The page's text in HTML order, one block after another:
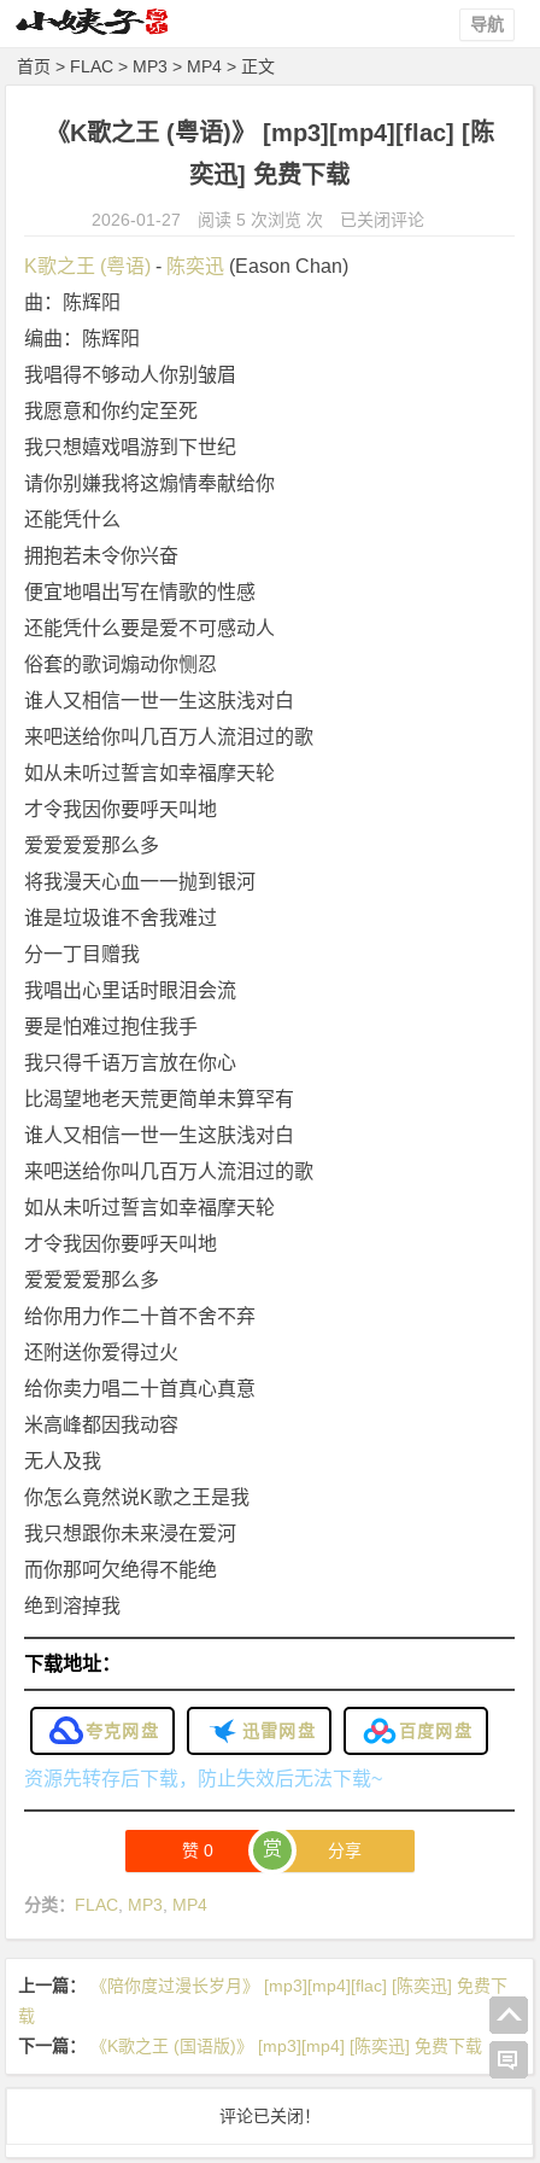
导航
首页 > FLAC > MP3 > MP4 > 正文
《K歌之王 (粤语)》 [mp3][mp4][flac] [陈
奕迅] 免费下载
2026-01-27 阅读 5 次浏览 次
《K
之
已关闭评论
K歌之王 (粤语) - 陈奕迅 (Eason Chan)
曲：陈辉阳
编曲：陈辉阳
我唱得不够动人你别皱眉
我愿意和你约定至死
我只想嬉戏唱游到下世纪
请你别嫌我将这煽情奉献给你
还能凭什么
拥抱若未令你兴奋
便宜地唱出写在情歌的性感
还能凭什么要是爱不可感动人
俗套的歌词煽动你恻忍
谁人又相信一世一生这肤浅对白
来吧送给你叫几百万人流泪过的歌
如从未听过誓言如幸福摩天轮
才令我因你要呼天叫地
爱爱爱爱那么多
将我漫天心血一一抛到银河
谁是垃圾谁不舍我难过
分一丁目赠我
我唱出心里话时眼泪会流
要是怕难过抱住我手
我只得千语万言放在你心
比渴望地老天荒更简单未算罕有
谁人又相信一世一生这肤浅对白
来吧送给你叫几百万人流泪过的歌
如从未听过誓言如幸福摩天轮
才令我因你要呼天叫地
爱爱爱爱那么多
给你用力作二十首不舍不弃
还附送你爱得过火
给你卖力唱二十首真心真意
米高峰都因我动容
无人及我
你怎么竟然说K歌之王是我
我只想跟你未来浸在爱河
而你那呵欠绝得不能绝
绝到溶掉我
下载地址：
夸克网盘 迅雷网盘 百度网盘
资源先转存后下载，防止失效后无法下载~
赞0 赏 分享
分类： FLAC MP3 MP4
上一篇：
《陪你度过漫长岁月》 [mp3][mp4][flac] [陈奕迅] 免费下
载
下一篇：
《K歌之王 (国语版)》 [mp3][mp4] [陈奕迅] 免费下载
评论已关闭！